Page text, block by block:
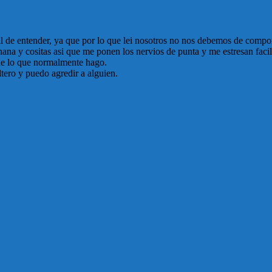
entender, ya que por lo que lei nosotros no nos debemos de
y cositas asi que me ponen los nervios de punta y me estresan
lo que normalmente hago.
y puedo agredir a alguien.